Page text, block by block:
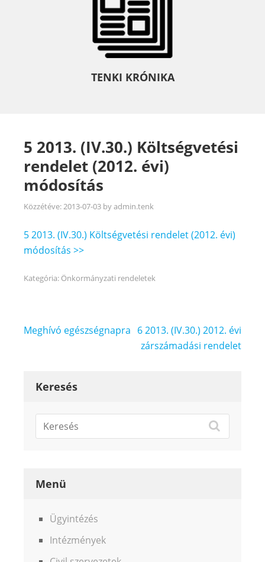
TENKI KRÓNIKA
5 2013. (IV.30.) Költségvetési
rendelet (2012. évi)
módosítás
Közzétéve:2013-07-03 byadmin.tenk
5 2013. (IV.30.) Költségvetési rendelet (2012. évi)
módosítás >>
Kategória: Önkormányzati rendeletek
Bejegyzés
Meghívó egészségnapra 6 2013. (IV.30.) 2012. évi
zárszámadási rendelet
Keresés
Menü
Ügyintézés
Intézmények